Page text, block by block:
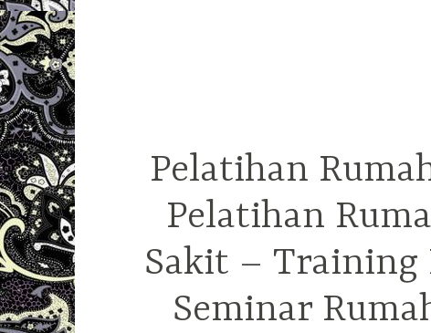
Pelatihan
Pelatihan
Sakit – Training
Seminar